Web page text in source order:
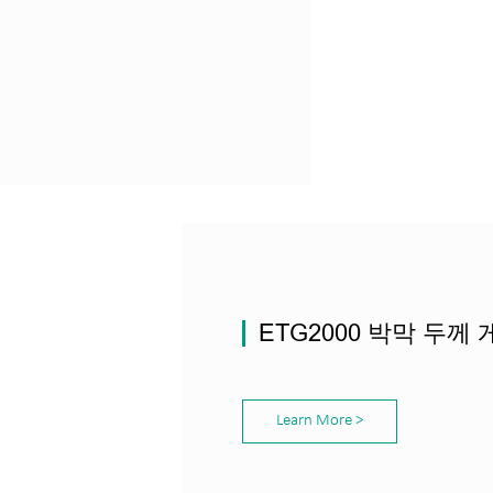
ETG2000 박막 두께
Learn More >